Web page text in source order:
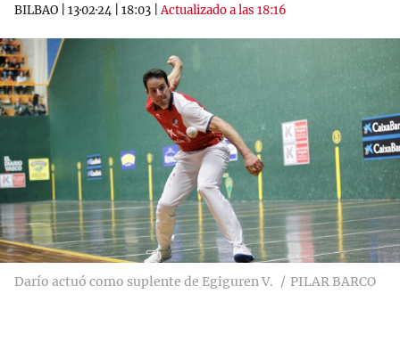
BILBAO 13·02·24 18:03 |Actualizado a las 18:16
Darío actuó como suplente de Egiguren V. PILAR BARCO